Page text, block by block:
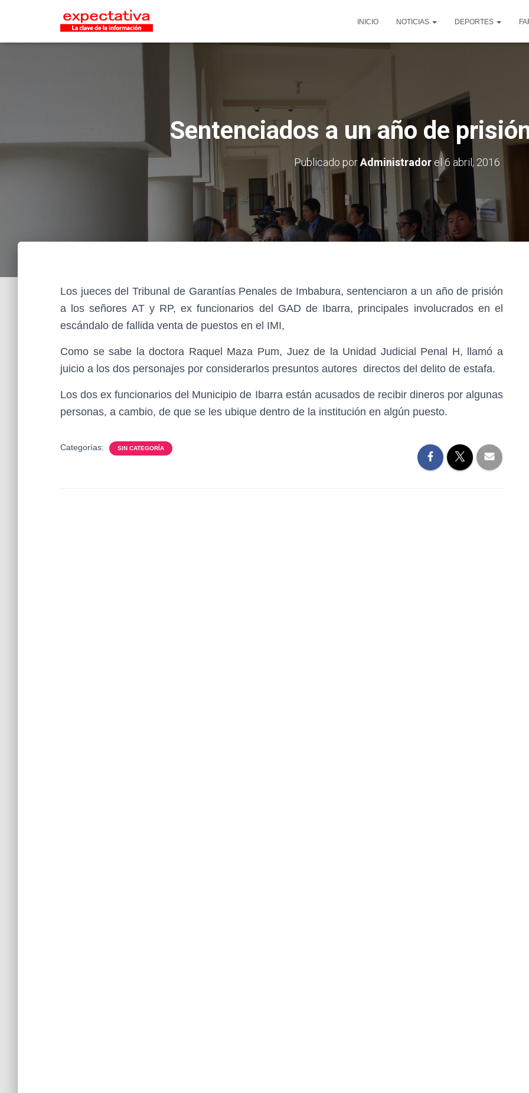
INICIO NOTICIAS DEPORTES
Sentenciados a un año de
Publicado porAdministradorel6 abril, 2016
Los jueces del Tribunal de Garantías Penales de Imbabura, sentenciaron a un año de prisión
a los señores AT y RP, ex funcionarios del GAD de Ibarra, principales involucrados en el
escándalo de fallida venta de puestos en el IMI,
Como se sabe la doctora Raquel Maza Pum, Juez de la Unidad Judicial Penal H, llamó a
juicio a los dos personajes por considerarlos presuntos autores directos del delito de estafa.
Los dos ex funcionarios del Municipio de Ibarra están acusados de recibir dineros por algunas
personas, a cambio, de que se les ubique dentro de la institución en algún puesto.
Categorías: SIN CATEGORÍA